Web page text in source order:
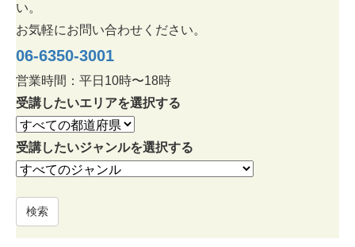
い。
お気軽にお問い合わせください。
06-6350-3001
営業時間：平日10時〜18時
受講したいエリアを選択する
受講したいジャンルを選択する
検索